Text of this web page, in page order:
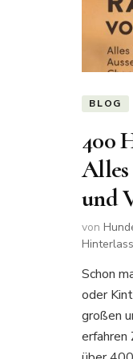
BLOG
400
Alles
und
von
Schon
oder
großen
erfahren